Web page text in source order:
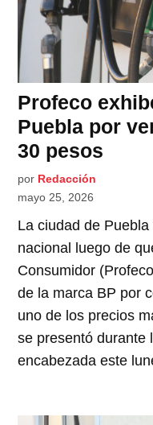
Profeco
Puebla por
30 pesos
por Redacción
mayo 25, 2026
La ciudad de
nacional luego de
Consumidor
de la marca BP por
uno de los precios
se presentó durante
encabezada este